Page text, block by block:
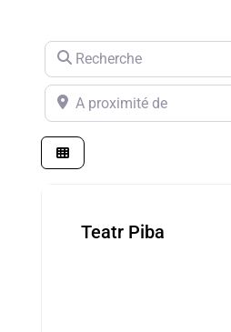
Recherche
Clear field
A proximité de
Clear field
Teatr Piba